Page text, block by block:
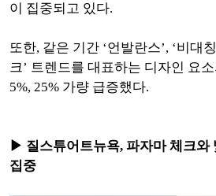
이 집중되고 있다.
또한, 같은 기간 ‘언발란스’, ‘비대
크’ 트렌드를 대표하는 디자인 요
5%, 25% 가량 급증했다.
▶ 질스튜어트뉴욕, 파자마 체크와
집중